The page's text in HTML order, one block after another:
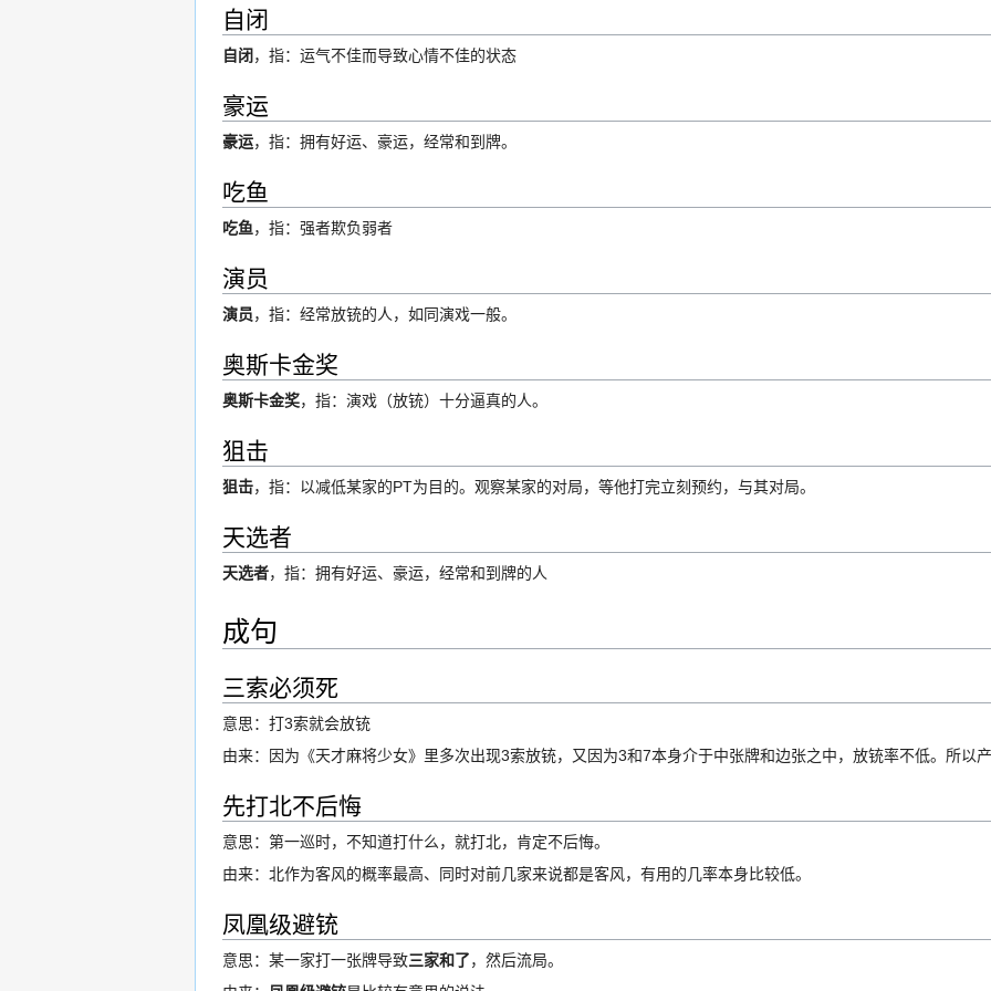
自闭
自闭 ，指：运气不佳而导致心情不佳的状态
豪运
豪运，指：拥有好运、豪运，经常和到牌。
吃鱼
吃鱼，指：强者欺负弱者
演员
演员，指：经常放铳的人，如同演戏一般。
奥斯卡金奖
奥斯卡金奖，指：演戏（放铳）十分逼真的人。
狙击
狙击，指：以减低某家的PT为目的。观察某家的对局，等他打完立刻预约，与其对局。
天选者
天选者，指：拥有好运、豪运，经常和到牌的人
成句
三索必须死
意思：打3索就会放铳
由来：因为《天才麻将少女》里多次出现3索放铳，又因为3和7本身介于中张牌和边张之中，放铳率不低。所以
先打北不后悔
意思：第一巡时，不知道打什么，就打北，肯定不后悔。
由来：北作为客风的概率最高、同时对前几家来说都是客风，有用的几率本身比较低。
凤凰级避铳
意思：某一家打一张牌导致三家和了，然后流局。